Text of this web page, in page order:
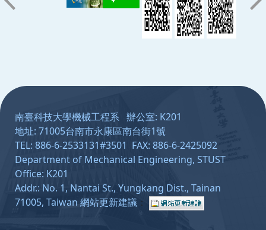
南臺科技大學機械工程系 辦公室: K201
地址: 71005台南市永康區南台街1號
TEL: 886-6-2533131#3501 FAX: 886-6-2425092
Department of Mechanical Engineering, STUST
Office: K201
Addr.: No. 1, Nantai St., Yungkang Dist., Tainan
71005, Taiwan 網站更新建議 ：